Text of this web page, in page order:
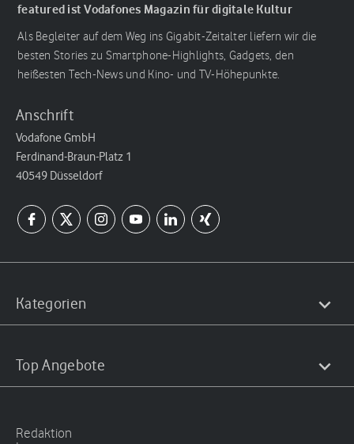
featured ist Vodafones Magazin für digitale Kultur
Als Begleiter auf dem Weg ins Gigabit-Zeitalter liefern wir die
besten Stories zu Smartphone-Highlights, Gadgets, den
heißesten Tech-News und Kino- und TV-Höhepunkte.
Anschrift
Vodafone GmbH
Ferdinand-Braun-Platz 1
40549 Düsseldorf
Kategorien
Top Angebote
Redaktion